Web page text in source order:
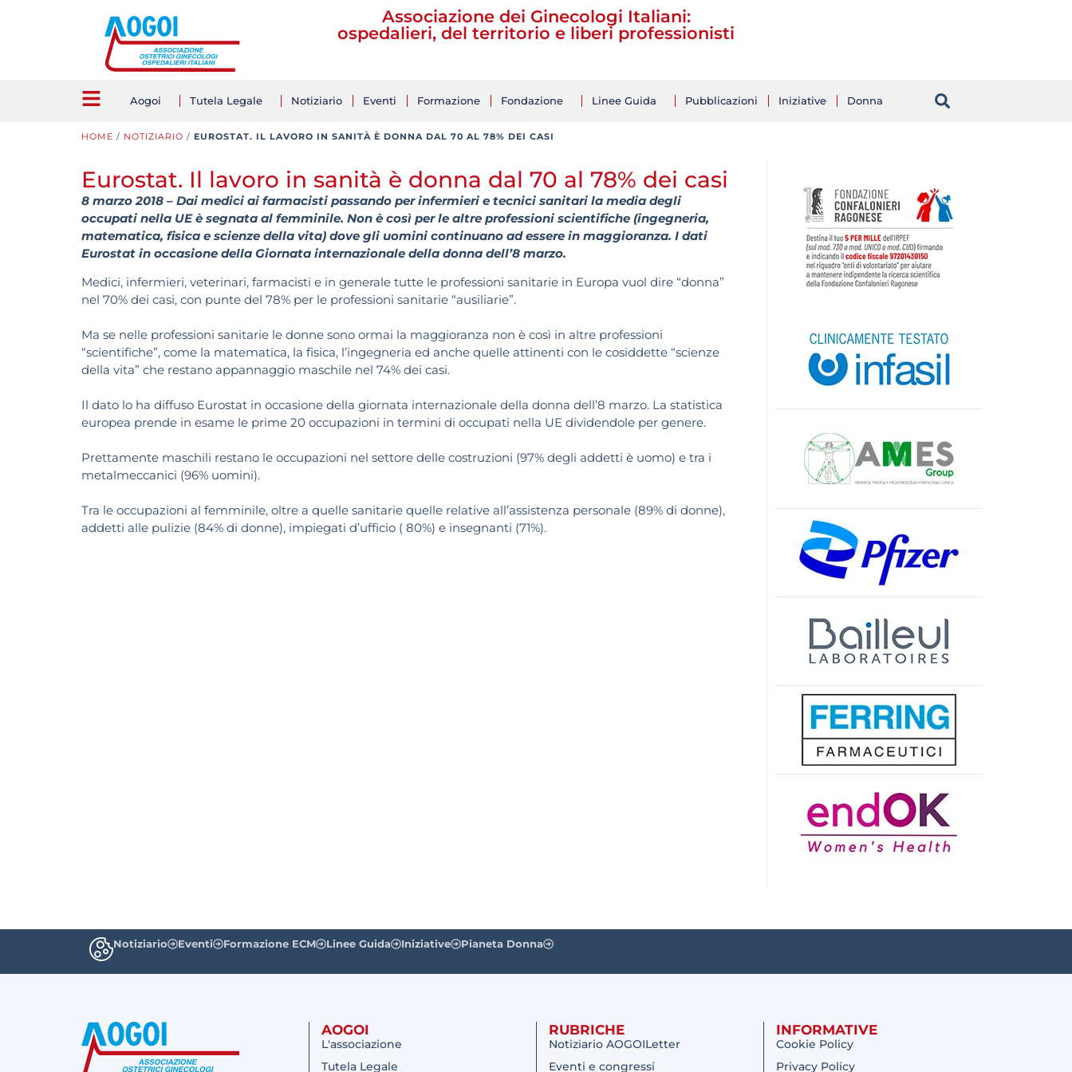
Associazione dei Ginecologi Italiani:
ospedalieri, del territorio e liberi professionisti
Aogoi Tutela Legale Notiziario Eventi Formazione Fondazione Linee Guida Pubblicazioni Iniziative Donna
HOME / NOTIZIARIO / EUROSTAT. IL LAVORO IN SANITÀ È DONNA DAL 70 AL 78% DEI CASI
Eurostat. Il lavoro in sanità è donna dal 70 al 78% dei casi
8 marzo 2018 – Dai medici ai farmacisti passando per infermieri e tecnici sanitari la media degli
occupati nella UE è segnata al femminile. Non è così per le altre professioni scientifiche (ingegneria,
matematica, fisica e scienze della vita) dove gli uomini continuano ad essere in maggioranza. I dati
Eurostat in occasione della Giornata internazionale della donna dell’8 marzo.
Medici, infermieri, veterinari, farmacisti e in generale tutte le professioni sanitarie in Europa vuol dire “donna”
nel 70% dei casi, con punte del 78% per le professioni sanitarie “ausiliarie”.
Ma se nelle professioni sanitarie le donne sono ormai la maggioranza non è così in altre professioni
“scientifiche”, come la matematica, la fisica, l’ingegneria ed anche quelle attinenti con le cosiddette “scienze
della vita” che restano appannaggio maschile nel 74% dei casi.
Il dato lo ha diffuso Eurostat in occasione della giornata internazionale della donna dell’8 marzo. La statistica
europea prende in esame le prime 20 occupazioni in termini di occupati nella UE dividendole per genere.
Prettamente maschili restano le occupazioni nel settore delle costruzioni (97% degli addetti è uomo) e tra i
metalmeccanici (96% uomini).
Tra le occupazioni al femminile, oltre a quelle sanitarie quelle relative all’assistenza personale (89% di donne),
addetti alle pulizie (84% di donne), impiegati d’ufficio ( 80%) e insegnanti (71%).
Notiziario Eventi Formazione ECM Linee Guida Iniziative Pianeta Donna
AOGOI
L'associazione
Tutela Legale
RUBRICHE
Notiziario AOGOILetter
Eventi e congressi
INFORMATIVE
Cookie Policy
Privacy Policy